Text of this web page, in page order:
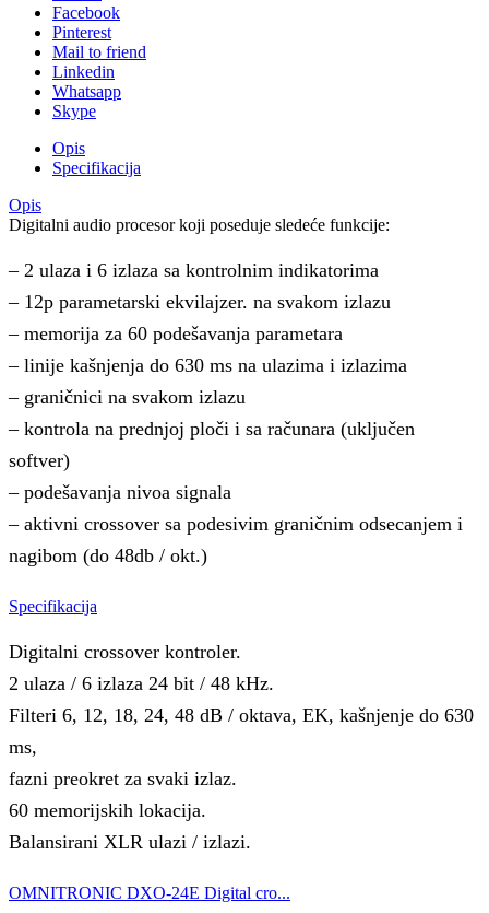
Facebook
Pinterest
Mail to friend
Linkedin
Whatsapp
Skype
Opis
Specifikacija
Opis
Digitalni audio procesor koji poseduje sledeće funkcije:
– 2 ulaza i 6 izlaza sa kontrolnim indikatorima
– 12p parametarski ekvilajzer. na svakom izlazu
– memorija za 60 podešavanja parametara
– linije kašnjenja do 630 ms na ulazima i izlazima
– graničnici na svakom izlazu
– kontrola na prednjoj ploči i sa računara (uključen
softver)
– podešavanja nivoa signala
– aktivni crossover sa podesivim graničnim odsecanjem i
nagibom (do 48db / okt.)
Specifikacija
Digitalni crossover kontroler.
2 ulaza / 6 izlaza 24 bit / 48 kHz.
Filteri 6, 12, 18, 24, 48 dB / oktava, EK, kašnjenje do 630
ms,
fazni preokret za svaki izlaz.
60 memorijskih lokacija.
Balansirani XLR ulazi / izlazi.
OMNITRONIC DXO-24E Digital cro...